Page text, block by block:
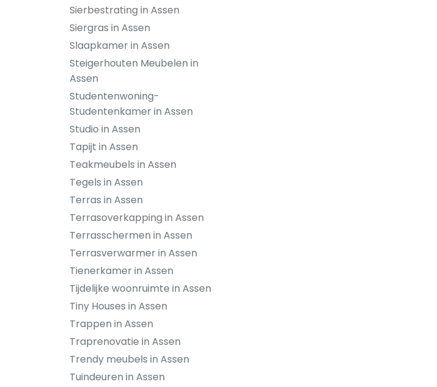
Sierbestrating in Assen
Siergras in Assen
Slaapkamer in Assen
Steigerhouten Meubelen in
Assen
Studentenwoning-
Studentenkamer in Assen
Studio in Assen
Tapijt in Assen
Teakmeubels in Assen
Tegels in Assen
Terras in Assen
Terrasoverkapping in Assen
Terrasschermen in Assen
Terrasverwarmer in Assen
Tienerkamer in Assen
Tijdelijke woonruimte in Assen
Tiny Houses in Assen
Trappen in Assen
Traprenovatie in Assen
Trendy meubels in Assen
Tuindeuren in Assen